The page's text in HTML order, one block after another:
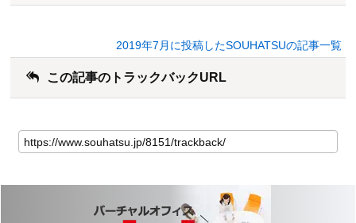
2019年7月に投稿したSOUHATSUの記事一覧
この記事のトラックバックURL